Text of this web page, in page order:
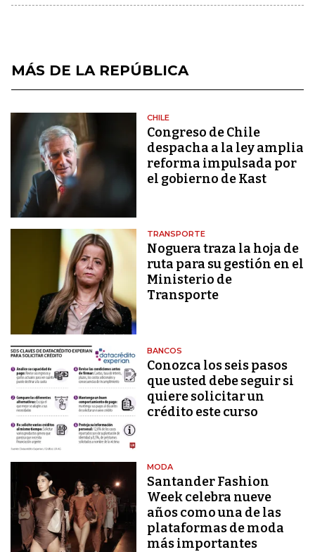
MÁS DE LA REPÚBLICA
CHILE
Congreso de Chile
despacha a la ley amplia
reforma impulsada por
el gobierno de Kast
TRANSPORTE
Noguera traza la hoja de
ruta para su gestión en el
Ministerio de
Transporte
BANCOS
Conozca los seis pasos
que usted debe seguir si
quiere solicitar un
crédito este curso
MODA
Santander Fashion
Week celebra nueve
años como una de las
plataformas de moda
más importantes